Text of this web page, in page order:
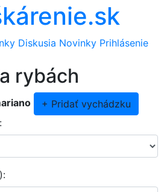
Diskusia Novinky Prihlásenie
rybách
+ Pridať vychádzku